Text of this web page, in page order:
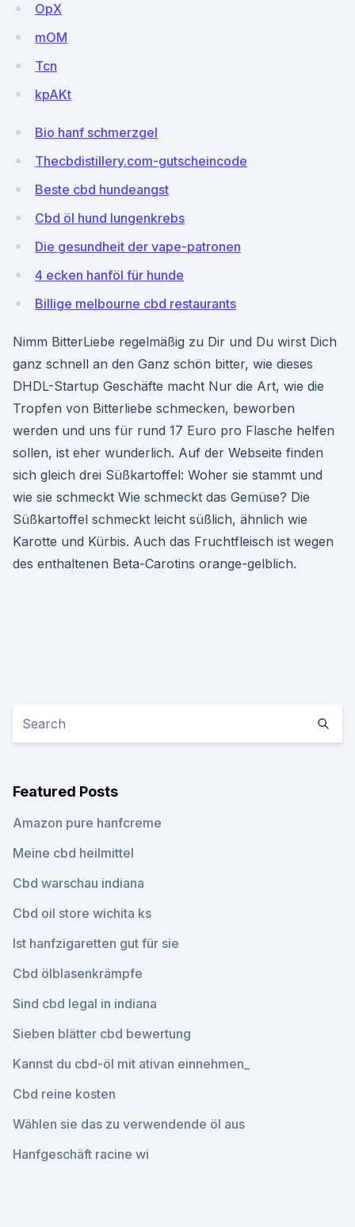
OpX
mOM
Tcn
kpAKt
Bio hanf schmerzgel
Thecbdistillery.com-gutscheincode
Beste cbd hundeangst
Cbd öl hund lungenkrebs
Die gesundheit der vape-patronen
4 ecken hanföl für hunde
Billige melbourne cbd restaurants
Nimm BitterLiebe regelmäßig zu Dir und Du wirst Dich
ganz schnell an den Ganz schön bitter, wie dieses
DHDL-Startup Geschäfte macht Nur die Art, wie die
Tropfen von Bitterliebe schmecken, beworben
werden und uns für rund 17 Euro pro Flasche helfen
sollen, ist eher wunderlich. Auf der Webseite finden
sich gleich drei Süßkartoffel: Woher sie stammt und
wie sie schmeckt Wie schmeckt das Gemüse? Die
Süßkartoffel schmeckt leicht süßlich, ähnlich wie
Karotte und Kürbis. Auch das Fruchtfleisch ist wegen
des enthaltenen Beta-Carotins orange-gelblich.
Featured Posts
Amazon pure hanfcreme
Meine cbd heilmittel
Cbd warschau indiana
Cbd oil store wichita ks
Ist hanfzigaretten gut für sie
Cbd ölblasenkrämpfe
Sind cbd legal in indiana
Sieben blätter cbd bewertung
Kannst du cbd-öl mit ativan einnehmen_
Cbd reine kosten
Wählen sie das zu verwendende öl aus
Hanfgeschäft racine wi